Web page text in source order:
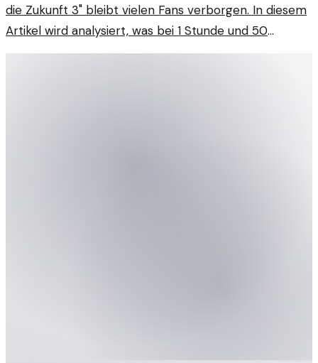
die Zukunft 3" bleibt vielen Fans verborgen. In diesem
Artikel wird analysiert, was bei 1 Stunde und 50
Minuten passiert.